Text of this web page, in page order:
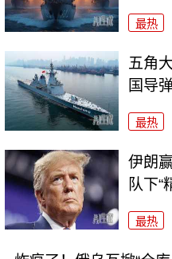
最热
五角
国导
最热
伊朗
队下“
最热